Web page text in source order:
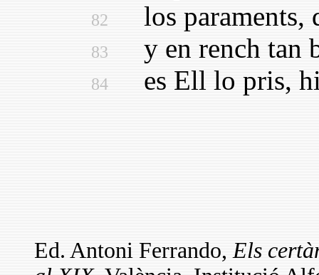
82 los paraments,
83 y en rench tan
84 es Ell lo pris, hi
Ed. Antoni Ferrando,Els